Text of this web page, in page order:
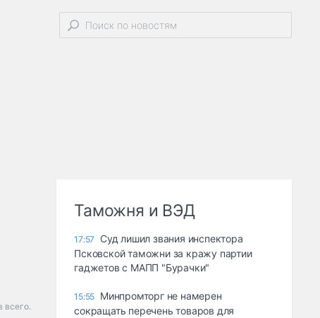
всего.
Таможня и ВЭД
17:57
Суд лишил звания инспектора
Псковской таможни за кражу партии
гаджетов с МАПП "Бурачки"
15:55 Минпромторг не намерен
сокращать перечень товаров для